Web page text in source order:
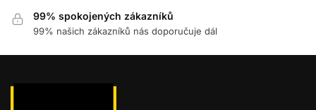
99% spokojených zákazníků
99% našich zákazníků nás doporučuje dál